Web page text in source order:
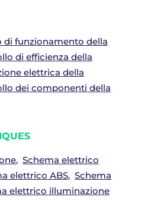
di funzionamento della
di efficienza della
elettrica della
dei componenti della
Schema elettrico
elettrico ABS Schema
elettrico illuminazione